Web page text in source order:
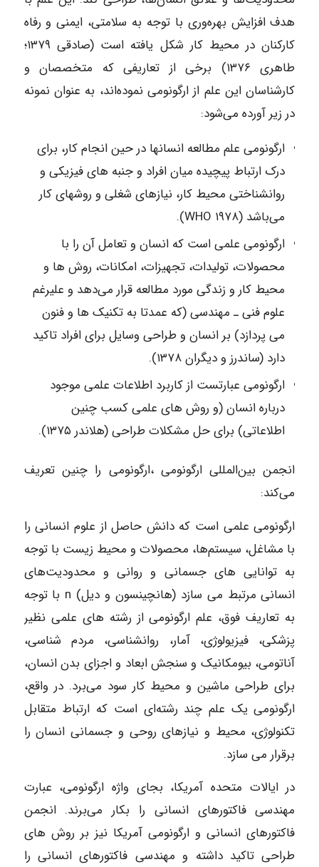
هدف افزایش بهره‌وری با توجه به سلامتی، ایمنی و رفاه
کارکنان در محیط کار شکل یافته است (صادقی ۱۳۷۹؛
طاهری ۱۳۷۶) برخی از تعاریفی که متخصصان و
کارشناسان این علم از ارگونومی نموده‌اند، به عنوان نمونه
در زیر آورده می‌شود:
ارگونومی علم مطالعه انسانها در حین انجام کار، برای
درک ارتباط پیچیده میان افراد و جنبه های فیزیکی و
روانشناختی محیط کار، نیازهای شغلی و روشهای کار
می‌باشد (WHO ۱۹۷۸).
ارگونومی علمی است که انسان و تعامل آن را با
محصولات، تولیدات، تجهیزات، امکانات، روش ها و
محیط کار و زندگی مورد مطالعه قرار می‌دهد و علیرغم
علوم فنی ـ مهندسی (که عمدتا به تکنیک ها و فنون
می پردازد) بر انسان و طراحی وسایل برای افراد تاکید
دارد (ساندرز و دیگران ۱۳۷۸).
ارگونومی عبارتست از کاربرد اطلاعات علمی موجود
درباره انسان (و روش های علمی کسب چنین
اطلاعاتی) برای حل مشکلات طراحی (هلاندر ۱۳۷۵).
انجمن بین‌المللی ارگونومی ،ارگونومی را چنین تعریف
می‌کند:
ارگونومی علمی است که دانش حاصل از علوم انسانی را
با مشاغل، سیستم‌ها، محصولات و محیط زیست با توجه
به توانایی های جسمانی و روانی و محدودیت‌های
انسانی مرتبط می سازد (هانچینسون و دیل) n با توجه
به تعاریف فوق، علم ارگونومی از رشته های علمی نظیر
پزشکی، فیزیولوژی، آمار، روانشناسی، مردم شناسی،
آناتومی، بیومکانیک و سنجش ابعاد و اجزای بدن انسان،
برای طراحی ماشین و محیط کار سود می‌برد. در واقع،
ارگونومی یک علم چند رشته‌ای است که ارتباط متقابل
تکنولوژی، محیط و نیازهای روحی و جسمانی انسان را
برقرار می سازد.
در ایالات متحده آمریکا، بجای واژه ارگونومی، عبارت
مهندسی فاکتورهای انسانی را بکار می‌برند. انجمن
فاکتورهای انسانی و ارگونومی آمریکا نیز بر روش های
طراحی تاکید داشته و مهندسی فاکتورهای انسانی را